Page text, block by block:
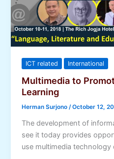
ICT related International
Multimedia to
Learning
Herman Surjono/October 12,
The development of
see it today provides
use multimedia technology